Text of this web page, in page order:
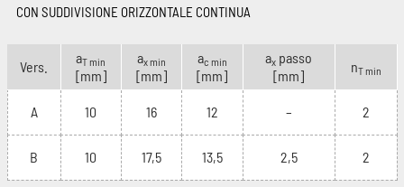
CON SUDDIVISIONE ORIZZONTALE CONTINUA
Vers.
aT min
[mm]
ax min
[mm]
ac min
[mm]
ax passo
[mm]
nT min
A 10 16 12 – 2
B 10 17,5 13,5 2,5 2